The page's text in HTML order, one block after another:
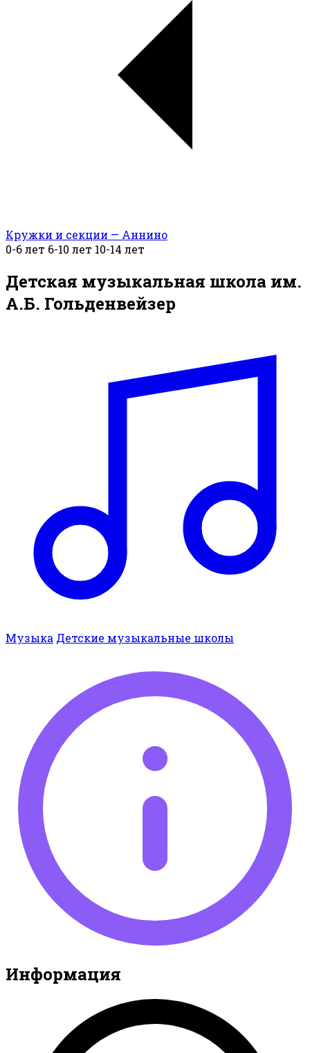
Кружки и секции — Аннино
0-6 лет 6-10 лет 10-14 лет
Детская музыкальная школа им.
А.Б. Гольденвейзер
Музыка Детские музыкальные школы
Информация